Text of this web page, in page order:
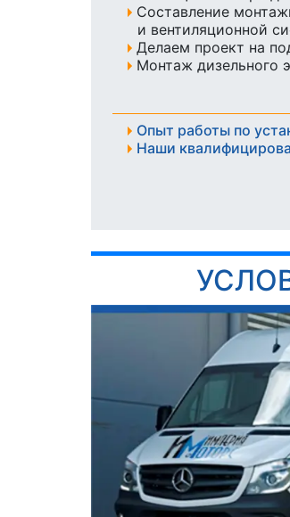
Составление
и вентиляционной
Делаем проект на
Монтаж дизельного
Опыт работы по
Наши